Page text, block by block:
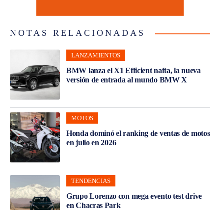
NOTAS RELACIONADAS
LANZAMIENTOS
BMW lanza el X1 Efficient nafta, la nueva
versión de entrada al mundo BMW X
MOTOS
Honda dominó el ranking de ventas de motos
en julio en 2026
TENDENCIAS
Grupo Lorenzo con mega evento test drive
en Chacras Park